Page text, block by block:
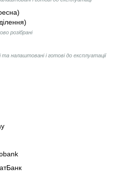
розібрані
налаштовані і готові до експлуатації